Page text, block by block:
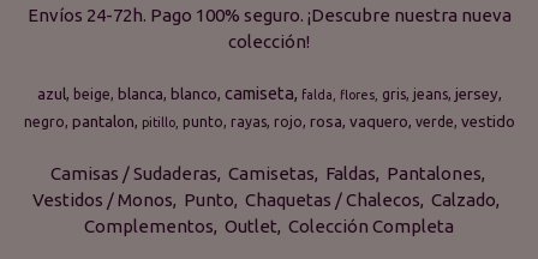
Envíos 24-72h. Pago 100% seguro. ¡Descubre nuestra nueva
colección!
azul beige blanca blanco camiseta falda flores gris jeans jersey
negro pantalon pitillo punto rayas rojo rosa vaquero verde vestido
Camisas / Sudaderas Camisetas Faldas
Pantalones
Vestidos / Monos
Punto Chaquetas / Chalecos Calzado
Complementos Outlet Colección Completa